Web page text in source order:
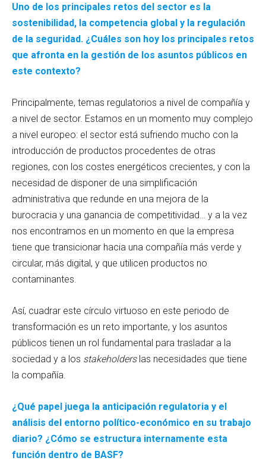
Uno de los principales retos del sector es la
sostenibilidad, la competencia global y la regulación
de la seguridad. ¿Cuáles son hoy los principales retos
que afronta en la gestión de los asuntos públicos en
este contexto?
Principalmente, temas regulatorios a nivel de compañía y
a nivel de sector. Estamos en un momento muy complejo
a nivel europeo: el sector está sufriendo mucho con la
introducción de productos procedentes de otras
regiones, con los costes energéticos crecientes, y con la
necesidad de disponer de una simplificación
administrativa que redunde en una mejora de la
burocracia y una ganancia de competitividad… y a la vez
nos encontramos en un momento en que la empresa
tiene que transicionar hacia una compañía más verde y
circular, más digital, y que utilicen productos no
contaminantes.
Así, cuadrar este círculo virtuoso en este periodo de
transformación es un reto importante, y los asuntos
públicos tienen un rol fundamental para trasladar a la
sociedad y a los stakeholderslas necesidades que tiene
la compañía.
¿Qué papel juega la anticipación regulatoria y el
análisis del entorno político-económico en su trabajo
diario? ¿Cómo se estructura internamente esta
función dentro de BASF?